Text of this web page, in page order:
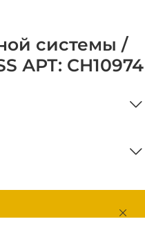
системы /
АРТ: CH10974